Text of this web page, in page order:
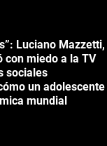
Luciano Mazzetti,
con miedo a la TV
sociales
un adolescente
mundial